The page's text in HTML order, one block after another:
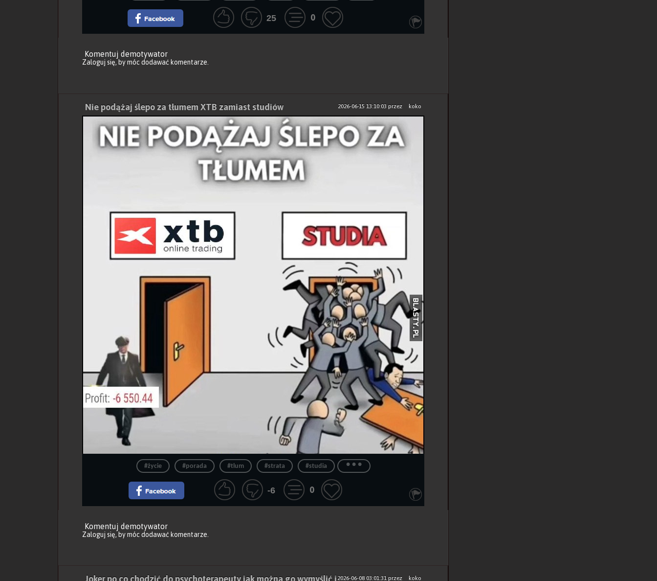
25 0
Komentuj demotywator
Zaloguj się, by móc dodawać komentarze.
2026-06-15 13:10:03 przez koko
Nie podążaj ślepo za tłumem XTB zamiast studiów
#życie #porada #tlum #strata #studia ...
-6 0
Komentuj demotywator
Zaloguj się, by móc dodawać komentarze.
2026-06-08 03:01:31przez koko